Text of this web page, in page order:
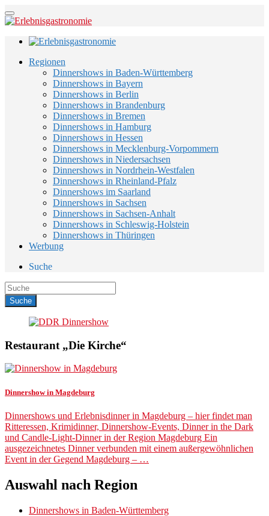
Regionen
Dinnershows in Baden-Württemberg
Dinnershows in Bayern
Dinnershows in Berlin
Dinnershows in Brandenburg
Dinnershows in Bremen
Dinnershows in Hamburg
Dinnershows in Hessen
Dinnershows in Mecklenburg-Vorpommern
Dinnershows in Niedersachsen
Dinnershows in Nordrhein-Westfalen
Dinnershows in Rheinland-Pfalz
Dinnershows im Saarland
Dinnershows in Sachsen
Dinnershows in Sachsen-Anhalt
Dinnershows in Schleswig-Holstein
Dinnershows in Thüringen
Werbung
Suche
Restaurant „Die Kirche“
Dinnershow in Magdeburg
Dinnershows und Erlebnisdinner in Magdeburg – hier findet man
Ritteressen, Krimidinner, Dinnershow-Events, Dinner in the Dark
und Candle-Light-Dinner in der Region Magdeburg Ein
ausgezeichnetes Dinner verbunden mit einem außergewöhnlichen
Event in der Gegend Magdeburg – …
Auswahl nach Region
Dinnershows in Baden-Württemberg